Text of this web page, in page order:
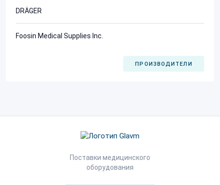
DRÄGER
Foosin Medical Supplies Inc.
ПРОИЗВОДИТЕЛИ
Поставки медицинского
оборудования